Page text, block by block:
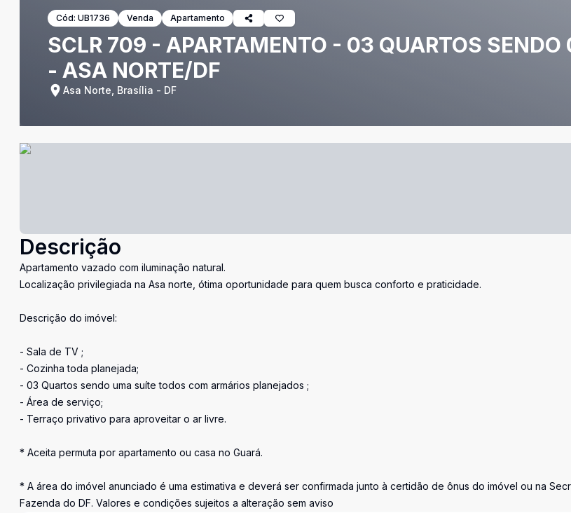
Cód: UB1736 Venda Apartamento
SCLR 709 - APARTAMENTO - 03 QUARTOS SENDO
- ASA NORTE/DF
Asa Norte, Brasília - DF
Descrição
Apartamento vazado com iluminação natural.
Localização privilegiada na Asa norte, ótima oportunidade para quem busca conforto e praticidade.
Descrição do imóvel:
- Sala de TV ;
- Cozinha toda planejada;
- 03 Quartos sendo uma suíte todos com armários planejados ;
- Área de serviço;
- Terraço privativo para aproveitar o ar livre.
* Aceita permuta por apartamento ou casa no Guará.
* A área do imóvel anunciado é uma estimativa e deverá ser confirmada junto à certidão de ônus do imóvel ou na
Fazenda do DF. Valores e condições sujeitos a alteração sem aviso